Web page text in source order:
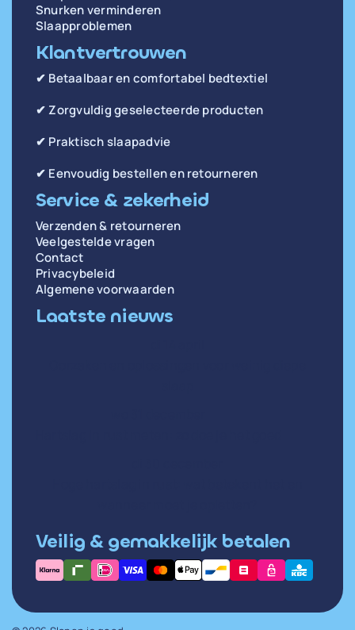
Snurken verminderen
Slaapproblemen
Klantvertrouwen
✔ Betaalbaar en comfortabel bedtextiel
✔ Zorgvuldig geselecteerde producten
✔ Praktisch slaapadvie
✔ Eenvoudig bestellen en retourneren
Service & zekerheid
Verzenden & retourneren
Veelgestelde vragen
Contact
Privacybeleid
Algemene voorwaarden
Laatste nieuws
Veilig & gemakkelijk betalen